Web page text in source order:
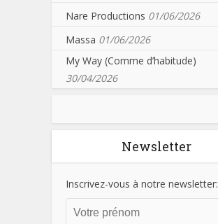
Nare Productions 01/06/2026
Massa 01/06/2026
My Way (Comme d’habitude)
30/04/2026
Newsletter
Inscrivez-vous à notre newsletter: